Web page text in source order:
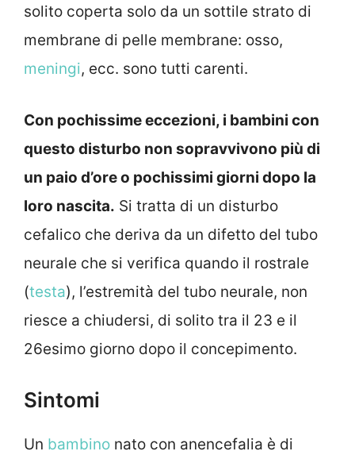
solito coperta solo da un sottile strato di
membrane di pelle membrane: osso,
meningi, ecc. sono tutti carenti.
Con pochissime eccezioni, i bambini con
questo disturbo non sopravvivono più di
un paio d’ore o pochissimi giorni dopo la
loro nascita. Si tratta di un disturbo
cefalico che deriva da un difetto del tubo
neurale che si verifica quando il rostrale
(testa), l’estremità del tubo neurale, non
riesce a chiudersi, di solito tra il 23 e il
26esimo giorno dopo il concepimento.
Sintomi
Un bambino nato con anencefalia è di